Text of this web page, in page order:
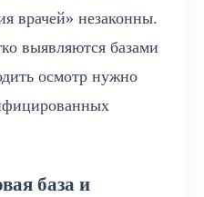
врачей» незаконны.
выявляются базами
осмотр нужно
база и